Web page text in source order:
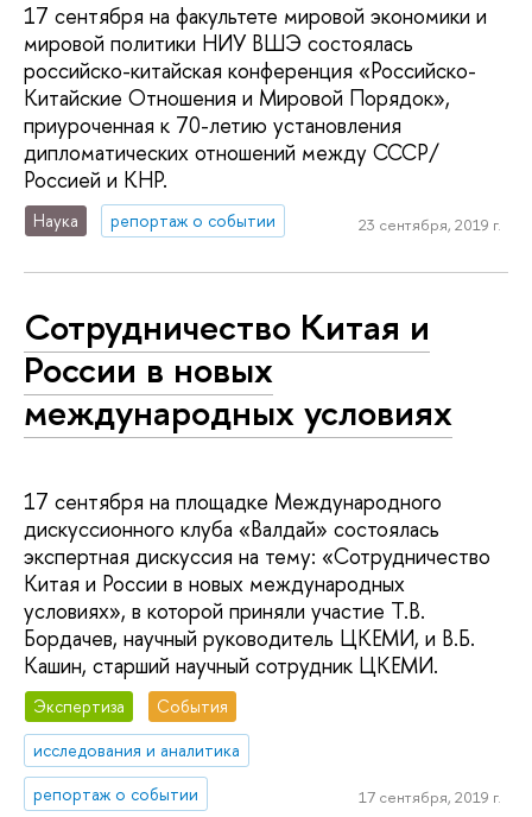
17 сентября на факультете мировой экономики и
мировой политики НИУ ВШЭ состоялась
российско-китайская конференция «Российско-
Китайские Отношения и Мировой Порядок»,
приуроченная к 70-летию установления
дипломатических отношений между СССР/
Россией и КНР.
Наука репортаж о событии 23 сентября, 2019 г.
Сотрудничество Китая и
России в новых
международных условиях
17 сентября на площадке Международного
дискуссионного клуба «Валдай» состоялась
экспертная дискуссия на тему: «Сотрудничество
Китая и России в новых международных
условиях», в которой приняли участие Т.В.
Бордачев, научный руководитель ЦКЕМИ, и В.Б.
Кашин, старший научный сотрудник ЦКЕМИ.
Экспертиза
События
исследования и аналитика
репортаж о событии
17 сентября, 2019 г.